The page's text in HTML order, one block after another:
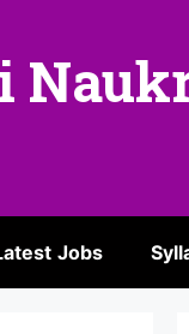
Jobs